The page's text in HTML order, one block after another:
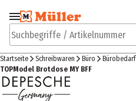
Zur Navigation
springen
Suchbegriffe / Artikelnummer
Startseite Schreibwaren Büro Bürobedarf
TOPModel Brotdose MY BFF